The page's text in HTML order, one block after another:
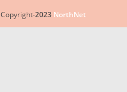
Copyright-2023 NorthNet